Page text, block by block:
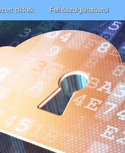
cikkek Felhőszolgáltatásról